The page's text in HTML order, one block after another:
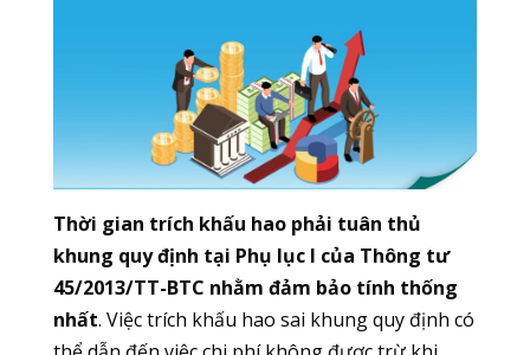
Thời gian trích khấu hao phải tuân thủ
khung quy định tại Phụ lục I của Thông tư
45/2013/TT-BTC nhằm đảm bảo tính thống
nhất. Việc trích khấu hao sai khung quy định có